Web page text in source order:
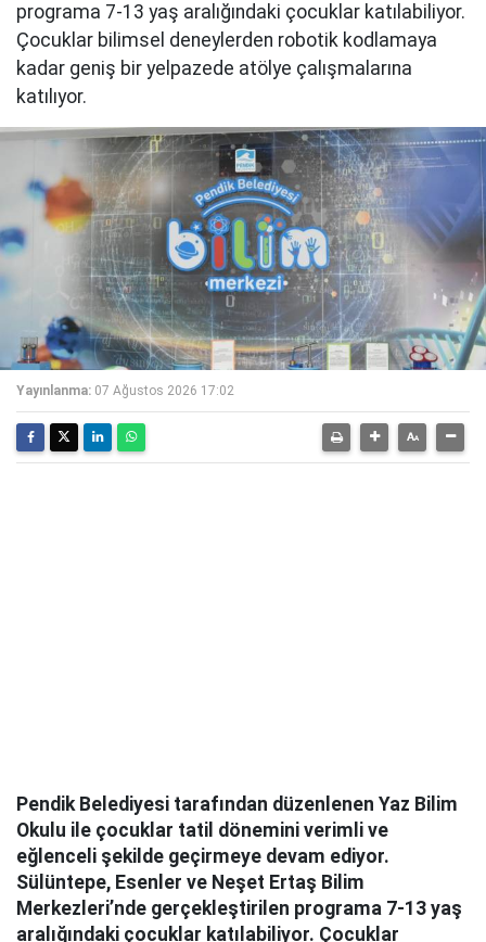
programa 7-13 yaş aralığındaki çocuklar katılabiliyor.
Çocuklar bilimsel deneylerden robotik kodlamaya
kadar geniş bir yelpazede atölye çalışmalarına
katılıyor.
Yayınlanma: 07 Ağustos 2026 17:02
Pendik Belediyesi tarafından düzenlenen Yaz Bilim
Okulu ile çocuklar tatil dönemini verimli ve
eğlenceli şekilde geçirmeye devam ediyor.
Sülüntepe, Esenler ve Neşet Ertaş Bilim
Merkezleri’nde gerçekleştirilen programa 7-13 yaş
aralığındaki çocuklar katılabiliyor. Çocuklar